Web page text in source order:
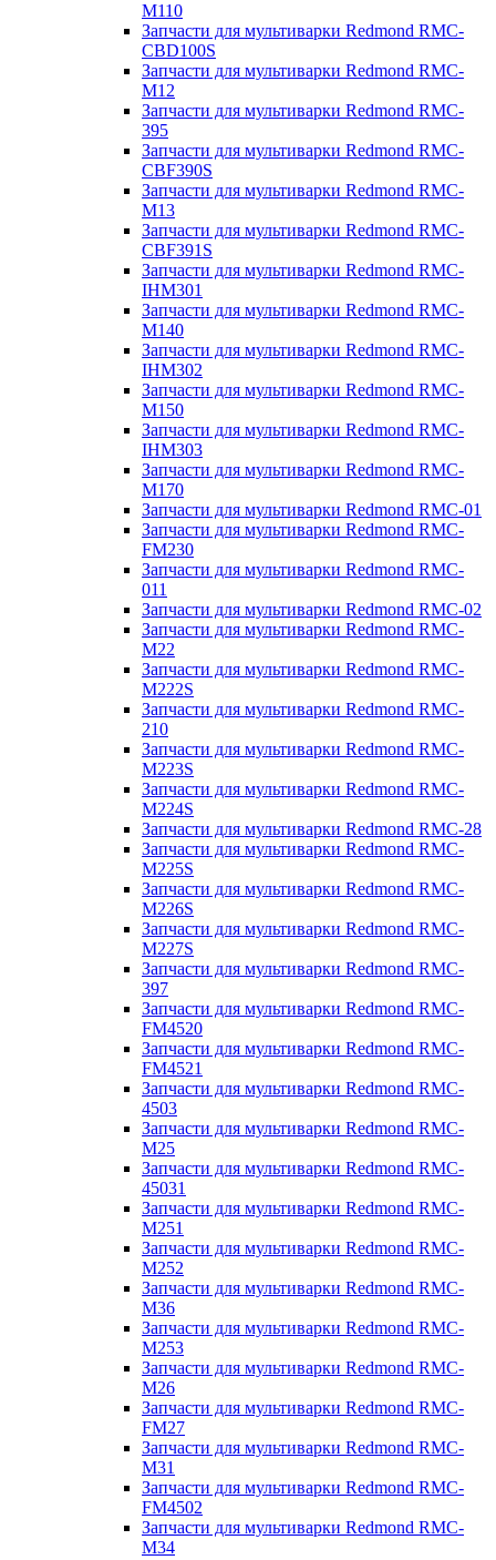
M110
Запчасти для мультиварки Redmond RMC-
CBD100S
Запчасти для мультиварки Redmond RMC-
M12
Запчасти для мультиварки Redmond RMC-
395
Запчасти для мультиварки Redmond RMC-
CBF390S
Запчасти для мультиварки Redmond RMC-
M13
Запчасти для мультиварки Redmond RMC-
CBF391S
Запчасти для мультиварки Redmond RMC-
IHM301
Запчасти для мультиварки Redmond RMC-
M140
Запчасти для мультиварки Redmond RMC-
IHM302
Запчасти для мультиварки Redmond RMC-
M150
Запчасти для мультиварки Redmond RMC-
IHM303
Запчасти для мультиварки Redmond RMC-
M170
Запчасти для мультиварки Redmond RMC-01
Запчасти для мультиварки Redmond RMC-
FM230
Запчасти для мультиварки Redmond RMC-
011
Запчасти для мультиварки Redmond RMC-02
Запчасти для мультиварки Redmond RMC-
M22
Запчасти для мультиварки Redmond RMC-
M222S
Запчасти для мультиварки Redmond RMC-
210
Запчасти для мультиварки Redmond RMC-
M223S
Запчасти для мультиварки Redmond RMC-
M224S
Запчасти для мультиварки Redmond RMC-28
Запчасти для мультиварки Redmond RMC-
M225S
Запчасти для мультиварки Redmond RMC-
M226S
Запчасти для мультиварки Redmond RMC-
M227S
Запчасти для мультиварки Redmond RMC-
397
Запчасти для мультиварки Redmond RMC-
FM4520
Запчасти для мультиварки Redmond RMC-
FM4521
Запчасти для мультиварки Redmond RMC-
4503
Запчасти для мультиварки Redmond RMC-
M25
Запчасти для мультиварки Redmond RMC-
45031
Запчасти для мультиварки Redmond RMC-
M251
Запчасти для мультиварки Redmond RMC-
M252
Запчасти для мультиварки Redmond RMC-
M36
Запчасти для мультиварки Redmond RMC-
M253
Запчасти для мультиварки Redmond RMC-
M26
Запчасти для мультиварки Redmond RMC-
FM27
Запчасти для мультиварки Redmond RMC-
M31
Запчасти для мультиварки Redmond RMC-
FM4502
Запчасти для мультиварки Redmond RMC-
M34